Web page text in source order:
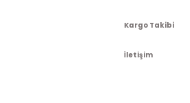
Kargo Takibi
İletişim